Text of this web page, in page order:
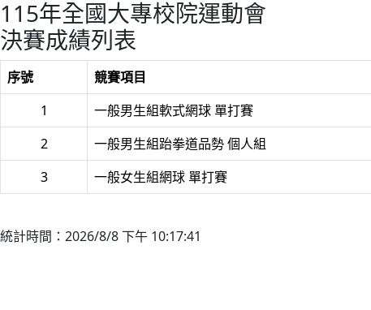
115年全國大專校院運動會
決賽成績列表
序號 競賽項目
1
一般男生組軟式網球 單打賽
2
一般男生組跆拳道品勢 個人組
3
一般女生組網球 單打賽
統計時間：2026/8/8 下午 10:17:41